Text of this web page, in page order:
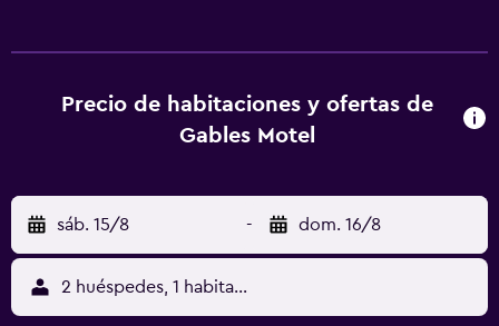
ofrece televisión por cable. Se ofrece servicio de limpieza
todos los días y es posible solicitar tabla de planchar con
que se indican más abajo en las instalaciones o cerca del
alojamiento (es posible que se aplique un recargo).
Precio de habitaciones y ofertas de
Gables Motel
sáb. 15/8 - dom. 16/8
2 huéspedes, 1 habitación